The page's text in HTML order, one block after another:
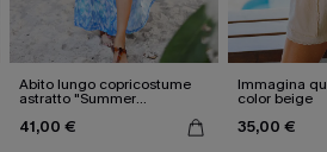
Abito lungo copricostume
astratto "Summer
41,00 €
Immagina
color beige
35,00 €